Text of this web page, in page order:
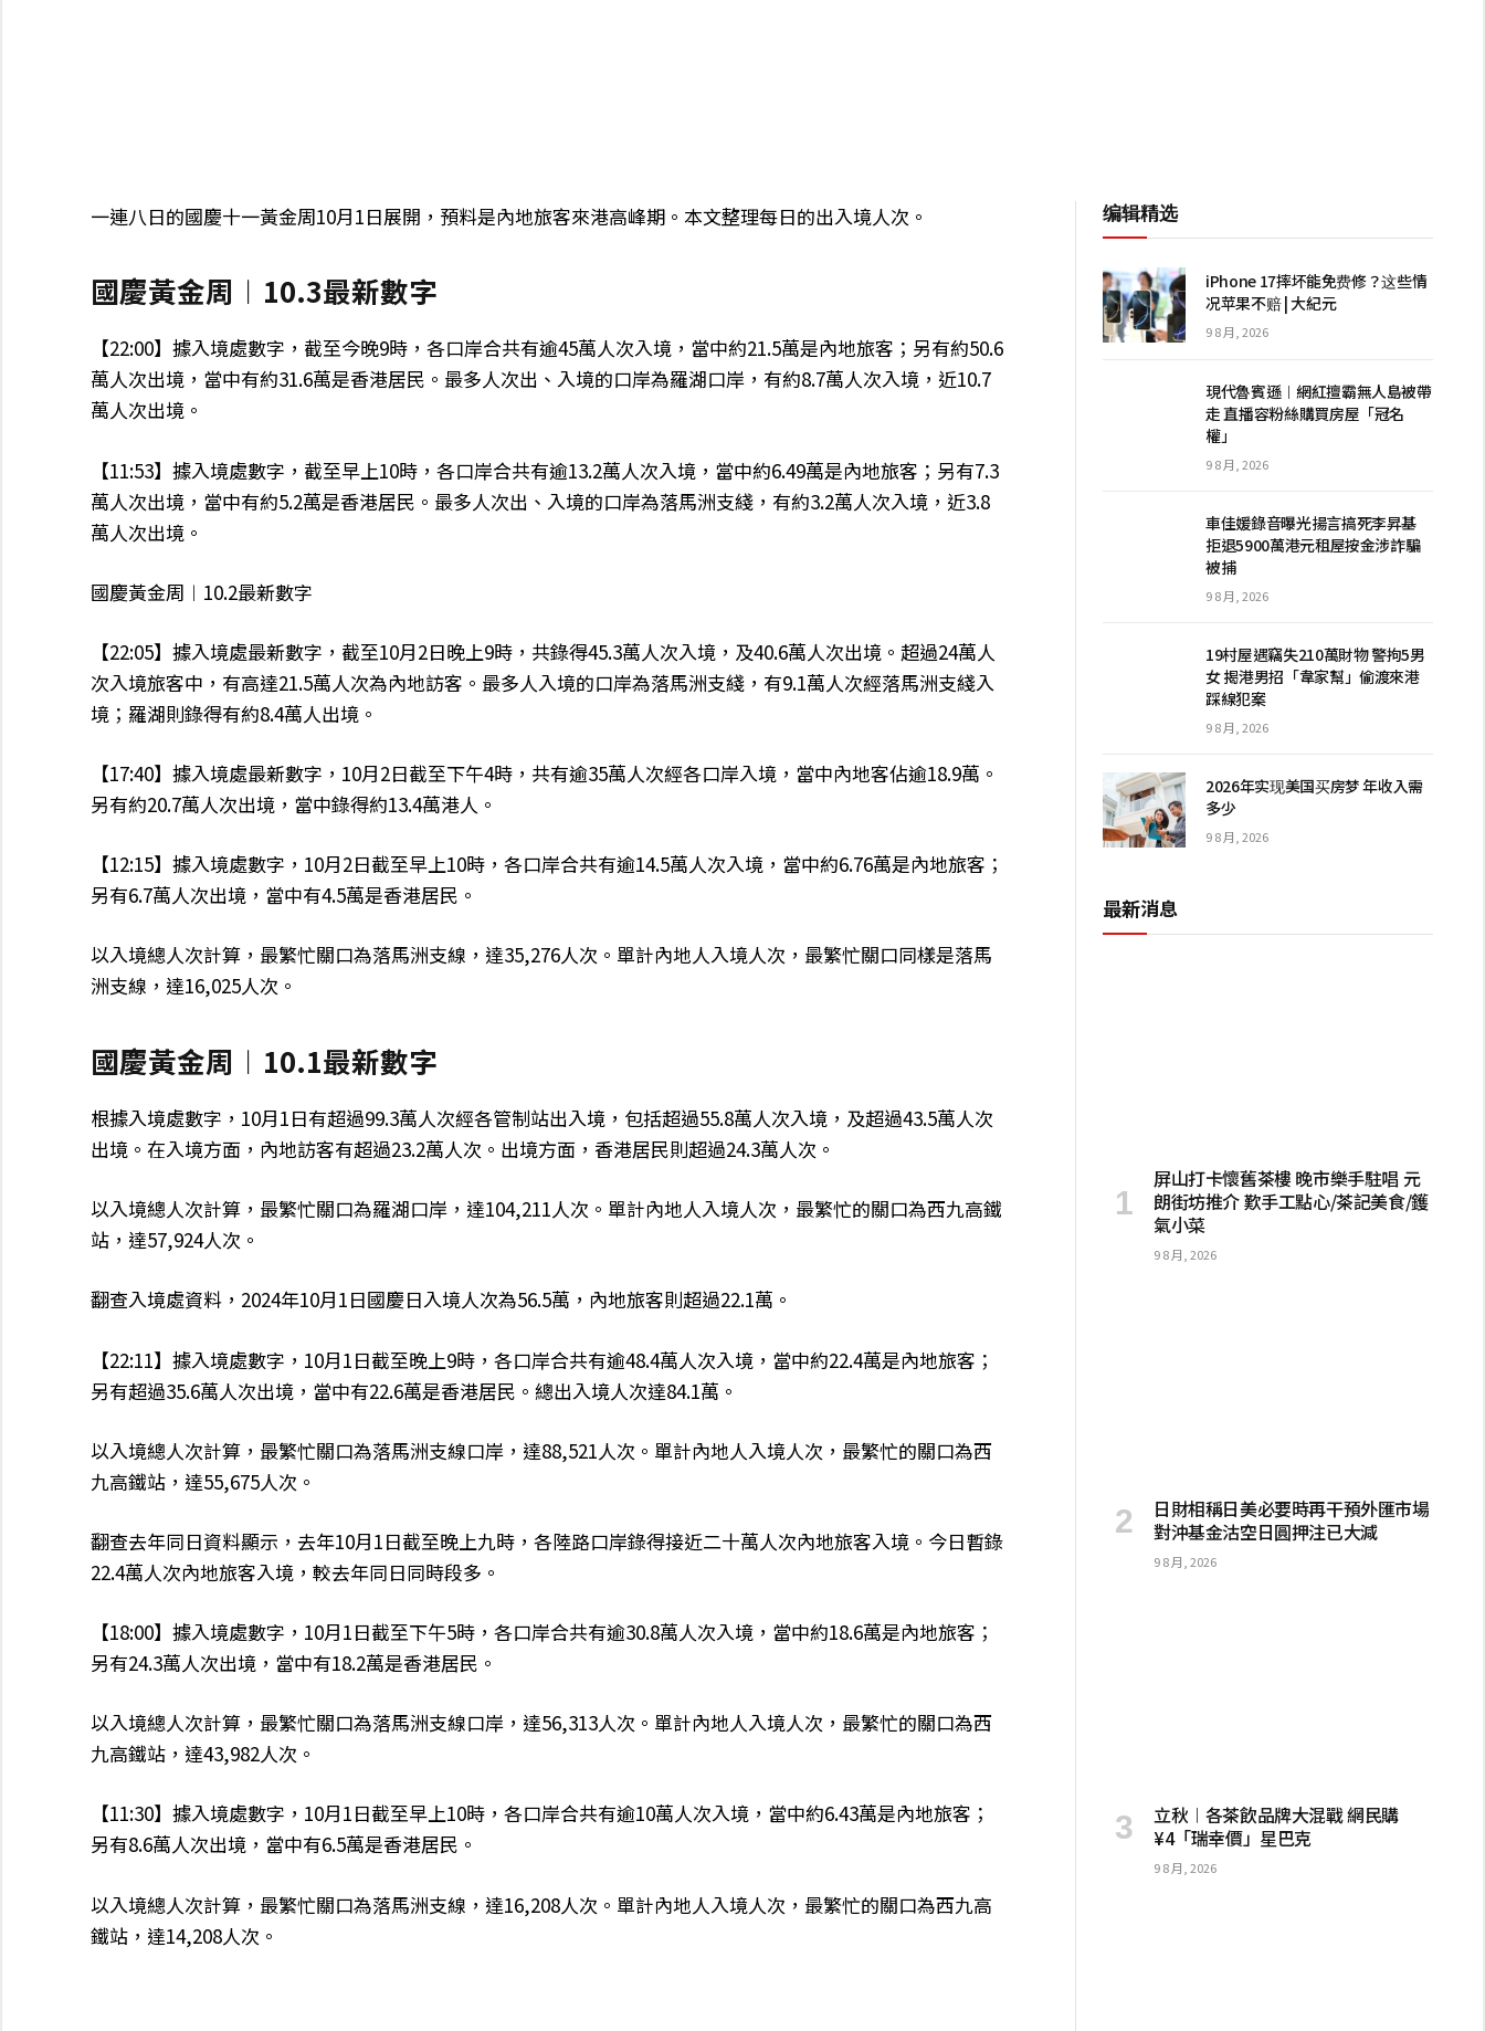
一連八日的國慶十一黃金周10月1日展開，預料是內地旅客來港高峰期。本文整理每日的出入境人次。
國慶黃金周︱10.3最新數字
【22:00】據入境處數字，截至今晚9時，各口岸合共有逾45萬人次入境，當中約21.5萬是內地旅客；另有約50.6
萬人次出境，當中有約31.6萬是香港居民。最多人次出、入境的口岸為羅湖口岸，有約8.7萬人次入境，近10.7
萬人次出境。
【11:53】據入境處數字，截至早上10時，各口岸合共有逾13.2萬人次入境，當中約6.49萬是內地旅客；另有7.3
萬人次出境，當中有約5.2萬是香港居民。最多人次出、入境的口岸為落馬洲支綫，有約3.2萬人次入境，近3.8
萬人次出境。
國慶黃金周︱10.2最新數字
【22:05】據入境處最新數字，截至10月2日晚上9時，共錄得45.3萬人次入境，及40.6萬人次出境。超過24萬人
次入境旅客中，有高達21.5萬人次為內地訪客。最多人入境的口岸為落馬洲支綫，有9.1萬人次經落馬洲支綫入
境；羅湖則錄得有約8.4萬人出境。
【17:40】據入境處最新數字，10月2日截至下午4時，共有逾35萬人次經各口岸入境，當中內地客佔逾18.9萬。
另有約20.7萬人次出境，當中錄得約13.4萬港人。
【12:15】據入境處數字，10月2日截至早上10時，各口岸合共有逾14.5萬人次入境，當中約6.76萬是內地旅客；
另有6.7萬人次出境，當中有4.5萬是香港居民。
以入境總人次計算，最繁忙關口為落馬洲支線，達35,276人次。單計內地人入境人次，最繁忙關口同樣是落馬
洲支線，達16,025人次。
國慶黃金周︱10.1最新數字
根據入境處數字，10月1日有超過99.3萬人次經各管制站出入境，包括超過55.8萬人次入境，及超過43.5萬人次
出境。在入境方面，內地訪客有超過23.2萬人次。出境方面，香港居民則超過24.3萬人次。
以入境總人次計算，最繁忙關口為羅湖口岸，達104,211人次。單計內地人入境人次，最繁忙的關口為西九高鐵
站，達57,924人次。
翻查入境處資料，2024年10月1日國慶日入境人次為56.5萬，內地旅客則超過22.1萬。
【22:11】據入境處數字，10月1日截至晚上9時，各口岸合共有逾48.4萬人次入境，當中約22.4萬是內地旅客；
另有超過35.6萬人次出境，當中有22.6萬是香港居民。總出入境人次達84.1萬。
以入境總人次計算，最繁忙關口為落馬洲支線口岸，達88,521人次。單計內地人入境人次，最繁忙的關口為西
九高鐵站，達55,675人次。
翻查去年同日資料顯示，去年10月1日截至晚上九時，各陸路口岸錄得接近二十萬人次內地旅客入境。今日暫錄
22.4萬人次內地旅客入境，較去年同日同時段多。
【18:00】據入境處數字，10月1日截至下午5時，各口岸合共有逾30.8萬人次入境，當中約18.6萬是內地旅客；
另有24.3萬人次出境，當中有18.2萬是香港居民。
以入境總人次計算，最繁忙關口為落馬洲支線口岸，達56,313人次。單計內地人入境人次，最繁忙的關口為西
九高鐵站，達43,982人次。
【11:30】據入境處數字，10月1日截至早上10時，各口岸合共有逾10萬人次入境，當中約6.43萬是內地旅客；
另有8.6萬人次出境，當中有6.5萬是香港居民。
以入境總人次計算，最繁忙關口為落馬洲支線，達16,208人次。單計內地人入境人次，最繁忙的關口為西九高
鐵站，達14,208人次。
编辑精选
iPhone 17摔坏能免费修？这些情
况苹果不赔 | 大紀元
9 8 月, 2026
現代魯賓遜︱網紅擅霸無人島被帶
走 直播容粉絲購買房屋「冠名
權」
9 8 月, 2026
車佳媛錄音曝光揚言搞死李昇基
拒退5900萬港元租屋按金涉詐騙
被捕
9 8 月, 2026
19村屋遇竊失210萬財物 警拘5男
女 揭港男招「韋家幫」偷渡來港
踩線犯案
9 8 月, 2026
2026年实现美国买房梦 年收入需
多少
9 8 月, 2026
最新消息
屏山打卡懷舊茶樓 晚市樂手駐唱 元
朗街坊推介 歎手工點心/茶記美食/鑊
氣小菜
9 8 月, 2026
日財相稱日美必要時再干預外匯市場
對沖基金沽空日圓押注已大減
9 8 月, 2026
立秋︱各茶飲品牌大混戰 網民購
¥4「瑞幸價」星巴克
9 8 月, 2026